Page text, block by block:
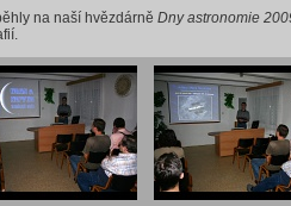
na naší hvězdárně Dny astronomie